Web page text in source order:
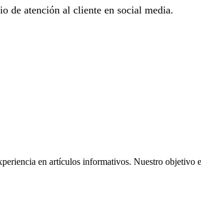
de atención al cliente en social media.
en artículos informativos. Nuestro